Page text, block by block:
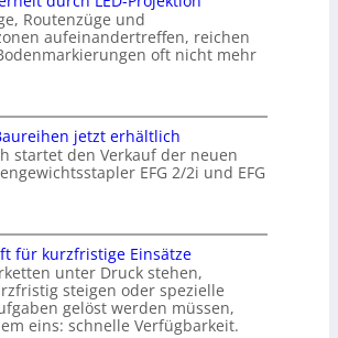
Routenzüge und
aufeinandertreffen, reichen
oft nicht mehr
jetzt erhältlich
startet den Verkauf der neuen
EFG 2/2i und EFG
für kurzfristige Einsätze
unter Druck stehen,
steigen oder spezielle
gelöst werden müssen,
eins: schnelle Verfügbarkeit.